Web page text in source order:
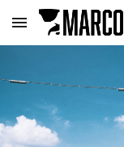
Skip to main content